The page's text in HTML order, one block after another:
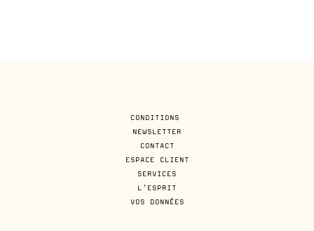
CONDITIONS
NEWSLETTER
CONTACT
ESPACE CLIENT
SERVICES
L'ESPRIT
VOS DONNÉES